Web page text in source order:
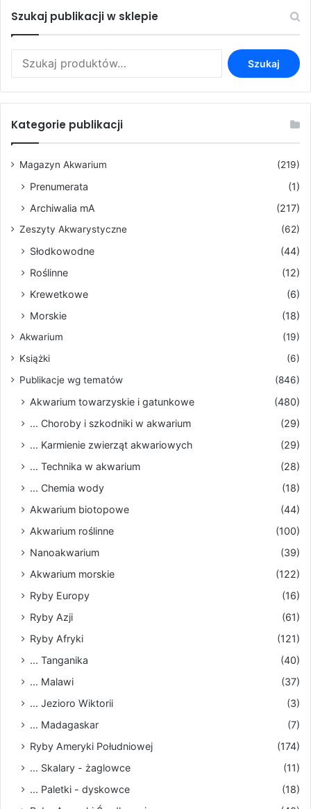
stronie
Szukaj publikacji w sklepie
Szukaj
Kategorie publikacji
Magazyn Akwarium (219)
Prenumerata
(1)
Archiwalia mA
(217)
Zeszyty Akwarystyczne (62)
Słodkowodne
(44)
Roślinne
(12)
Krewetkowe
(6)
Morskie
(18)
Akwarium
(19)
Książki
(6)
Publikacje wg tematów
(846)
Akwarium towarzyskie i gatunkowe
(480)
... Choroby i szkodniki w akwarium
(29)
... Karmienie zwierząt akwariowych
(29)
... Technika w akwarium
(28)
... Chemia wody
(18)
Akwarium biotopowe
(44)
Akwarium roślinne
(100)
Nanoakwarium
(39)
Akwarium morskie
(122)
Ryby Europy
(16)
Ryby Azji
(61)
Ryby Afryki
(121)
... Tanganika
(40)
... Malawi
(37)
... Jezioro Wiktorii
(3)
... Madagaskar
(7)
Ryby Ameryki Południowej
(174)
... Skalary - żaglowce
(11)
... Paletki - dyskowce
(18)